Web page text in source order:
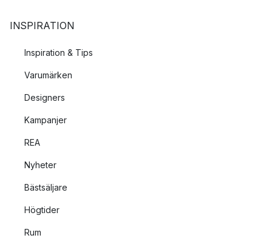
INSPIRATION
Inspiration & Tips
Varumärken
Designers
Kampanjer
REA
Nyheter
Bästsäljare
Högtider
Rum